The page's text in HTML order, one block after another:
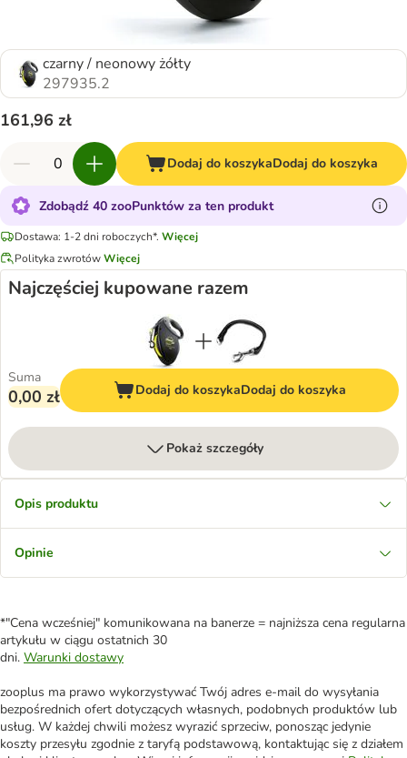
czarny / neonowy żółty
297935.2
161,96 zł
Dodaj do koszykaDodaj do koszyka
Zdobądź 40 zooPunktów za ten produkt
Dostawa: 1-2 dni roboczych*. Więcej
Polityka zwrotówWięcej
Najczęściej kupowane razem
Suma
0,00 zł Dodaj do koszykaDodaj do koszyka
Pokaż szczegóły
Opis produktu
Opinie
*"Cena wcześniej" komunikowana na banerze = najniższa cena regularna
artykułu w ciągu ostatnich 30
dni. Warunki dostawy
zooplus ma prawo wykorzystywać Twój adres e-mail do wysyłania
bezpośrednich ofert dotyczących własnych, podobnych produktów lub
usług. W każdej chwili możesz wyrazić sprzeciw, ponosząc jedynie
koszty przesyłu zgodnie z taryfą podstawową, kontaktując się z działem